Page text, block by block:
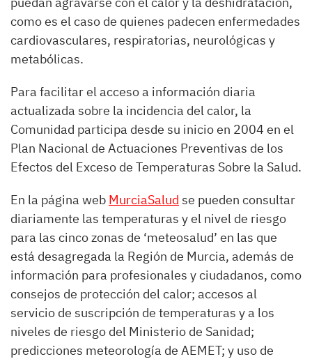
como es el caso de quienes padecen enfermedades
cardiovasculares, respiratorias, neurológicas y
metabólicas.
Para facilitar el acceso a información diaria
actualizada sobre la incidencia del calor, la
Comunidad participa desde su inicio en 2004 en el
Plan Nacional de Actuaciones Preventivas de los
Efectos del Exceso de Temperaturas Sobre la Salud.
En la página web MurciaSalud se pueden consultar
diariamente las temperaturas y el nivel de riesgo
para las cinco zonas de ‘meteosalud’ en las que
está desagregada la Región de Murcia, además de
información para profesionales y ciudadanos, como
consejos de protección del calor; accesos al
servicio de suscripción de temperaturas y a los
niveles de riesgo del Ministerio de Sanidad;
predicciones meteorología de AEMET; y uso de